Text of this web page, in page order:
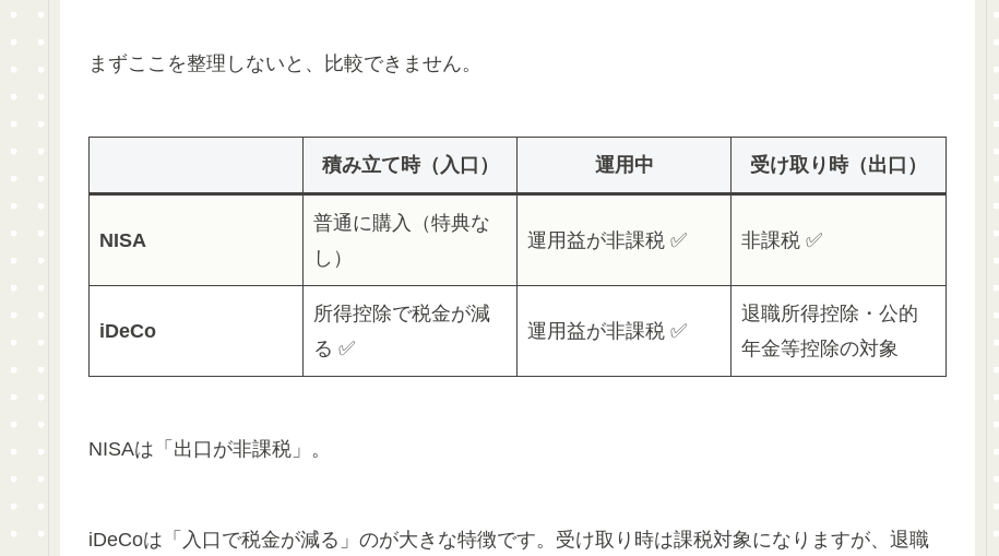
まずここを整理しないと、比較できません。
積み立て時（入口） 運用中 受け取り時（出口）
NISA
普通に購入（特典な
し）
運用益が非課税 ✅ 非課税 ✅
iDeCo
所得控除で税金が減
る ✅
運用益が非課税 ✅
退職所得控除・公的
年金等控除の対象
NISAは「出口が非課税」。
iDeCoは「入口で税金が減る」のが大きな特徴です。受け取り時は課税対象になりますが、退職